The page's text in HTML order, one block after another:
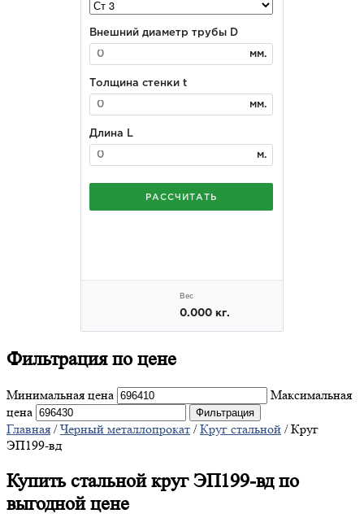
Фильтрацияпо цене
Минимальная цена
Максимальная
цена
Фильтрация
Главная /Черный металлопрокат /Круг стальной / Круг
ЭП199-вд
Купить стальной круг ЭП199-вд по
выгодной цене